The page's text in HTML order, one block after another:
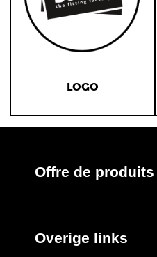
LOGO
Offre de produits
Overige links